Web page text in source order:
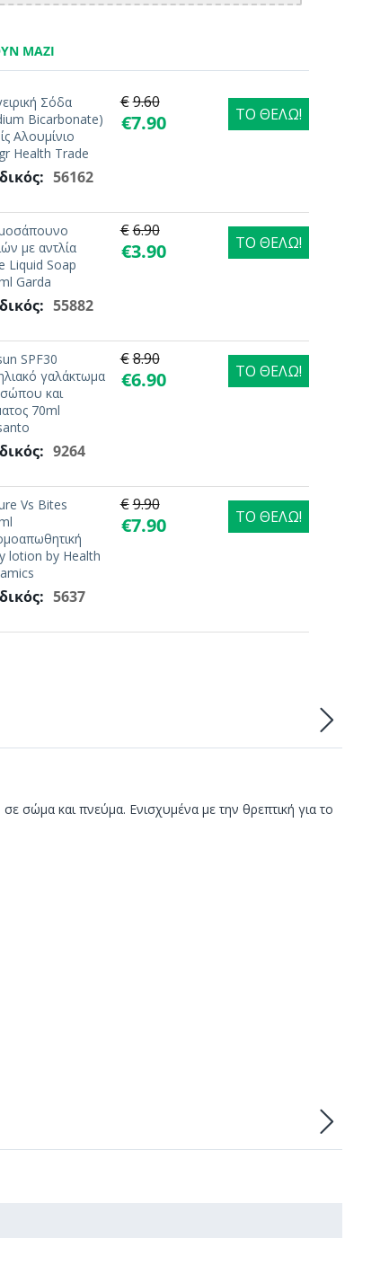
ΜΑΖΊ
Σόδα
Bicarbonate)
Αλουμίνιο
Health Trade
56162
€9.60
€7.90 ΤΟ ΘΕΛΩ!
με αντλία
Liquid Soap
Garda
55882
€6.90
€3.90 ΤΟ ΘΕΛΩ!
SPF30
γαλάκτωμα
και
70ml
9264
€8.90
€6.90 ΤΟ ΘΕΛΩ!
Vs Bites
lotion by Health
5637
€9.90
€7.90 ΤΟ ΘΕΛΩ!
σώμα και πνεύμα. Ενισχυμένα με την θρεπτική για το